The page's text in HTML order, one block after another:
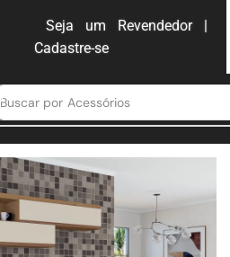
Seja um Revendedor |
Cadastre-se
Buscar por Moveis para escritório